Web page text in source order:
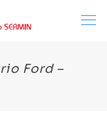
Ford –